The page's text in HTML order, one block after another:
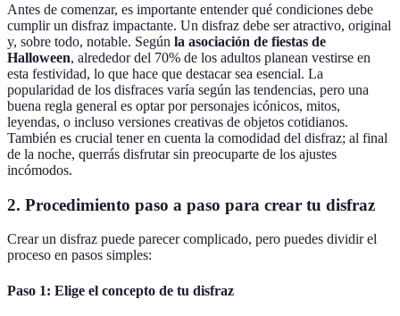
Antes de comenzar, es importante entender qué condiciones debe
cumplir un disfraz impactante. Un disfraz debe ser atractivo, original
y, sobre todo, notable. Según la asociación de fiestas de
Halloween, alrededor del 70% de los adultos planean vestirse en
esta festividad, lo que hace que destacar sea esencial. La
popularidad de los disfraces varía según las tendencias, pero una
buena regla general es optar por personajes icónicos, mitos,
leyendas, o incluso versiones creativas de objetos cotidianos.
También es crucial tener en cuenta la comodidad del disfraz; al final
de la noche, querrás disfrutar sin preocuparte de los ajustes
incómodos.
2. Procedimiento paso a paso para crear tu disfraz
Crear un disfraz puede parecer complicado, pero puedes dividir el
proceso en pasos simples:
Paso 1: Elige el concepto de tu disfraz